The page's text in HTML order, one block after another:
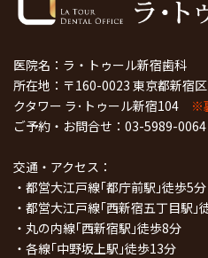
医院名：ラ・トゥール新宿歯科
所在地：〒160-0023 東京都新宿
クタワー ラ･トゥール新宿104 ※
ご予約・お問合せ： 03-5989-0064
交通・アクセス：
・都営大江戸線｢都庁前駅｣徒歩5分
・都営大江戸線｢西新宿五丁目駅｣
・丸の内線｢西新宿駅｣徒歩8分
・各線｢中野坂上駅｣徒歩13分